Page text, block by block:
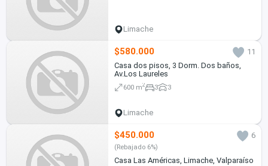
Limache
$580.000
11
Casa dos pisos, 3 Dorm. Dos baños,
Av.Los Laureles
600 m2 3 3
Limache
$450.000 6
(Rebajado 6%)
Casa Las Américas, Limache, Valparaíso